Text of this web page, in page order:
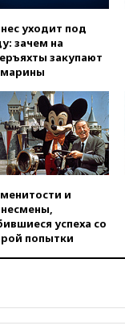
уходит под
зачем на
закупают
и
успеха со
попытки